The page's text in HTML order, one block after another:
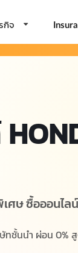
กิจ
เศษ ซื้อออนไ
ษัทชั้นนำ ผ่อน 0%